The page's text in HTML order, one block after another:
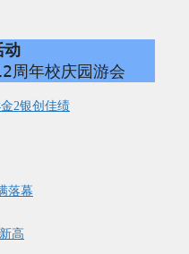
动
周年校庆园游会
2银创佳绩
落幕
高